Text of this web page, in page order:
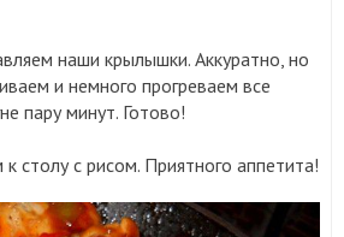
наши крылышки. Аккуратно, но
и немного прогреваем все
пару минут. Готово!
столу с рисом. Приятного аппетита!